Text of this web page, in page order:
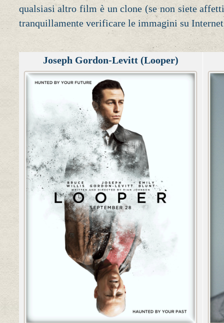
qualsiasi altro film è un clone (se non siete
tranquillamente verificare le immagini su
Joseph Gordon-Levitt (Looper)